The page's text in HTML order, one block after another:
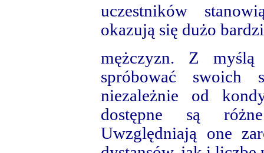
uczestników
okazują się dużo
mężczyzn. Z
spróbować swoich
niezależnie od
dostępne są
Uwzględniają one